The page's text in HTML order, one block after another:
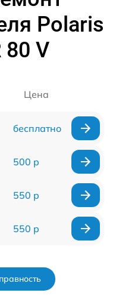
Polaris
80 V
Цена
бесплатно
500 р
550 р
550 р